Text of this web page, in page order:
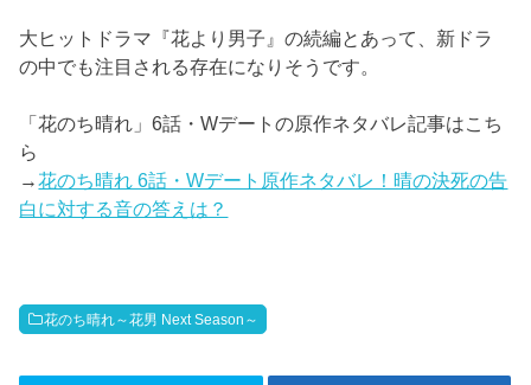
大ヒットドラマ『花より男子』の続編とあって、新ドラ
の中でも注目される存在になりそうです。
「花のち晴れ」6話・Wデートの原作ネタバレ記事はこち
ら
→花のち晴れ 6話・Wデート原作ネタバレ！晴の決死の告
白に対する音の答えは？
花のち晴れ～花男 Next Season～